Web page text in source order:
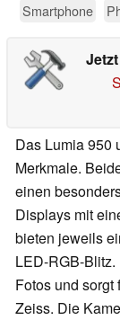
Smartphone
Das Lumia 950
Merkmale.
einen
Displays mit
bieten jeweils
LED-RGB-
Fotos und sorgt
Zeiss. Die